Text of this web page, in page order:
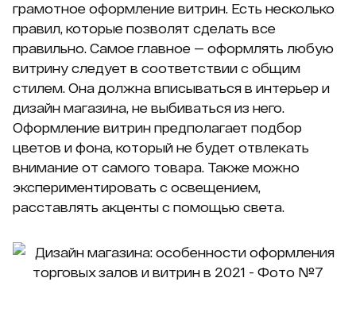
грамотное оформление витрин. Есть несколько
правил, которые позволят сделать все
правильно. Самое главное — оформлять любую
витрину следует в соответствии с общим
стилем. Она должна вписываться в интерьер и
дизайн магазина, не выбиваться из него.
Оформление витрин предполагает подбор
цветов и фона, который не будет отвлекать
внимание от самого товара. Также можно
экспериментировать с освещением,
расставлять акценты с помощью света.